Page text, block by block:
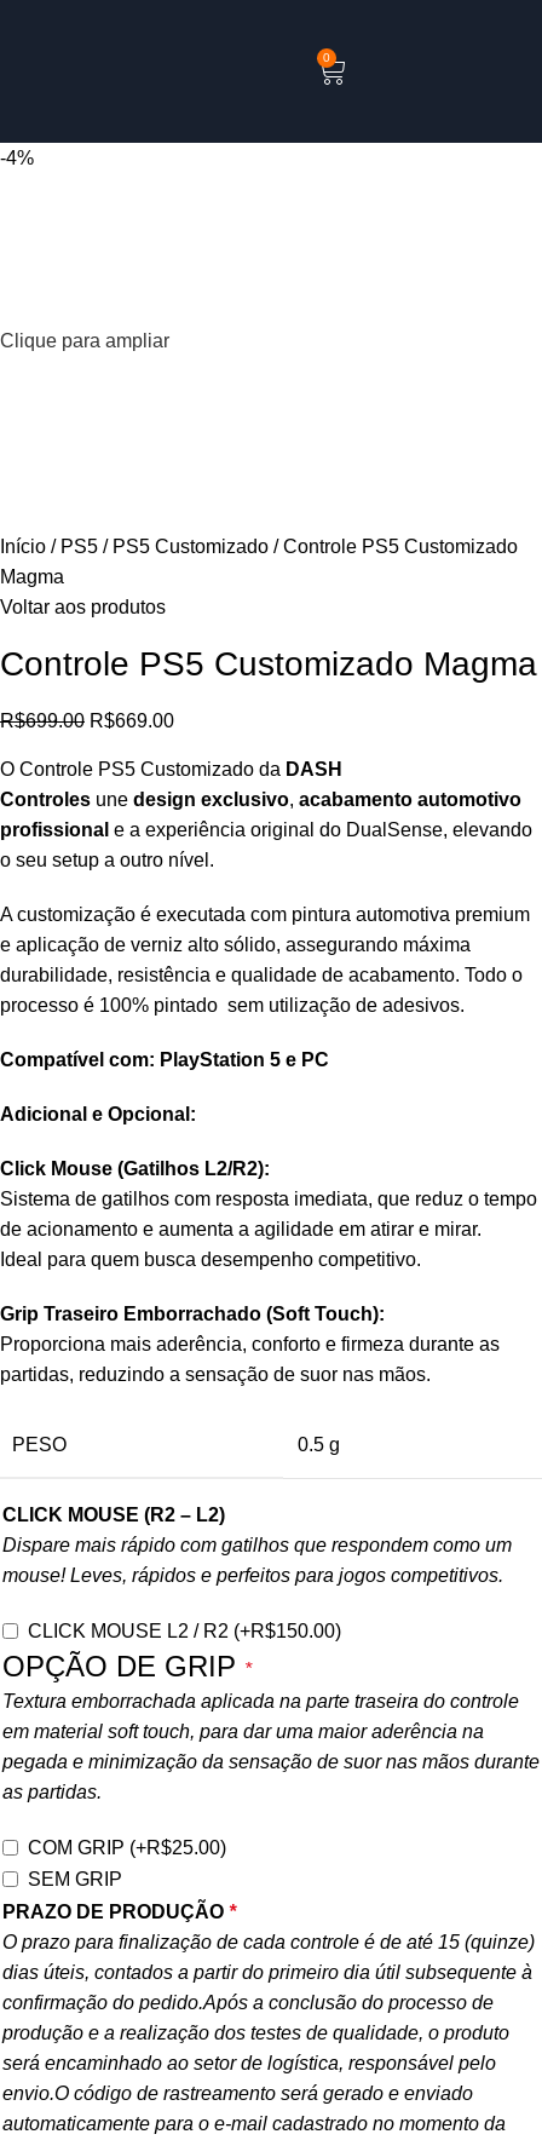
0
-4%
Clique para ampliar
Início PS5 PS5 Customizado
Controle PS5 Customizado
Magma
Voltar aos produtos
Controle PS5 Customizado Magma
R$699.00 R$669.00
O Controle PS5 Customizado da DASH
Controles une design exclusivo, acabamento automotivo
profissional e a experiência original do DualSense, elevando
o seu setup a outro nível.
A customização é executada com pintura automotiva premium
e aplicação de verniz alto sólido, assegurando máxima
durabilidade, resistência e qualidade de acabamento. Todo o
processo é 100% pintado sem utilização de adesivos.
Compatível com: PlayStation 5 e PC
Adicional e Opcional:
Click Mouse (Gatilhos L2/R2):
Sistema de gatilhos com resposta imediata, que reduz o tempo
de acionamento e aumenta a agilidade em atirar e mirar.
Ideal para quem busca desempenho competitivo.
Grip Traseiro Emborrachado (Soft Touch):
Proporciona mais aderência, conforto e firmeza durante as
partidas, reduzindo a sensação de suor nas mãos.
PESO 0.5 g
CLICK MOUSE (R2 – L2)
Dispare mais rápido com gatilhos que respondem como um
mouse! Leves, rápidos e perfeitos para jogos competitivos.
CLICK MOUSE L2 / R2 (+R$150.00)
OPÇÃO DE GRIP *
Textura emborrachada aplicada na parte traseira do controle
em material soft touch, para dar uma maior aderência na
pegada e minimização da sensação de suor nas mãos durante
as partidas.
COM GRIP (+R$25.00)
SEM GRIP
PRAZO DE PRODUÇÃO *
O prazo para finalização de cada controle é de até 15 (quinze)
dias úteis, contados a partir do primeiro dia útil subsequente à
confirmação do pedido.Após a conclusão do processo de
produção e a realização dos testes de qualidade, o produto
será encaminhado ao setor de logística, responsável pelo
envio.O código de rastreamento será gerado e enviado
automaticamente para o e-mail cadastrado no momento da